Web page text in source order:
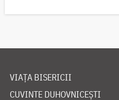
VIAȚA BISERICII
CUVINTE DUHOVNICEȘTI